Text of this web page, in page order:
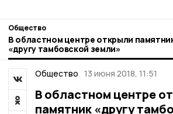
Общество
В областном центре открыли
«другу тамбовской земли»
Общество 13 июня 2018, 11:51
В областном центре
памятник «другу